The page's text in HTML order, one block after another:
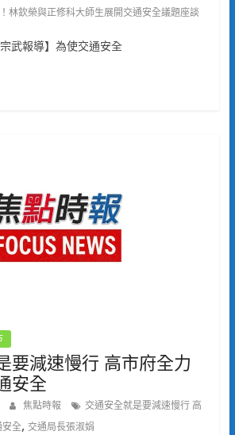
林欽榮與正修科大師生展開交通安全議題座談
武報導】為使交通安全
要減速慢行 高市府全力
安全
焦點時報
交通安全就是要減速慢行 高
全, 交通局長張淑娟